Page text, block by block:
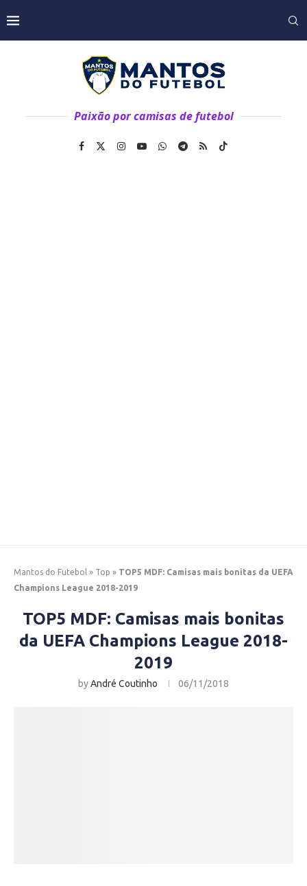
Paixão por camisas de futebol
Mantos do Futebol » Top » TOP5 MDF: Camisas mais bonitas da UEFA
Champions League 2018-2019
TOP5 MDF: Camisas mais bonitas
da UEFA Champions League 2018-
2019
byAndré Coutinho 06/11/2018